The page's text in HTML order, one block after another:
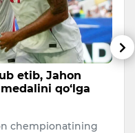
etib, Jahon
qo‘lga
chempionatining